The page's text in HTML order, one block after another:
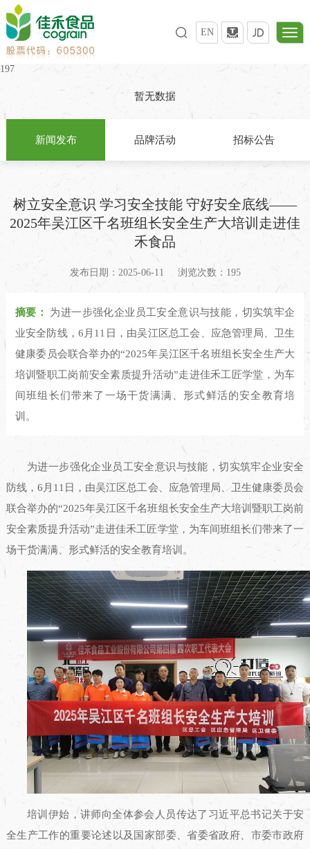
EN
197
暂无数据
新闻发布 品牌活动 招标公告
树立安全意识 学习安全技能 守好安全底线——
2025年吴江区千名班组长安全生产大培训走进佳
禾食品
发布日期：2025-06-11 浏览次数：195
摘要：
为进一步强化企业员工安全意识与技能，切实筑牢企
业安全防线，6月11日，由吴江区总工会、应急管理局、卫生
健康委员会联合举办的“2025年吴江区千名班组长安全生产大
培训暨职工岗前安全素质提升活动”走进佳禾工匠学堂，为车
间班组长们带来了一场干货满满、形式鲜活的安全教育培
训。
为进一步强化企业员工安全意识与技能，切实筑牢企业安全
防线，6月11日，由吴江区总工会、应急管理局、卫生健康委员会
联合举办的“2025年吴江区千名班组长安全生产大培训暨职工岗前
安全素质提升活动”走进佳禾工匠学堂，为车间班组长们带来了一
场干货满满、形式鲜活的安全教育培训。
培训伊始，讲师向全体参会人员传达了习近平总书记关于安
全生产工作的重要论述以及国家部委、省委省政府、市委市政府